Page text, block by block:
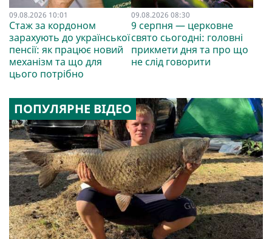
09.08.2026 10:01
Стаж за кордоном
зарахують до української
пенсії: як працює новий
механізм та що для
цього потрібно
09.08.2026 08:30
9 серпня — церковне
свято сьогодні: головні
прикмети дня та про що
не слід говорити
ПОПУЛЯРНЕ ВІДЕО